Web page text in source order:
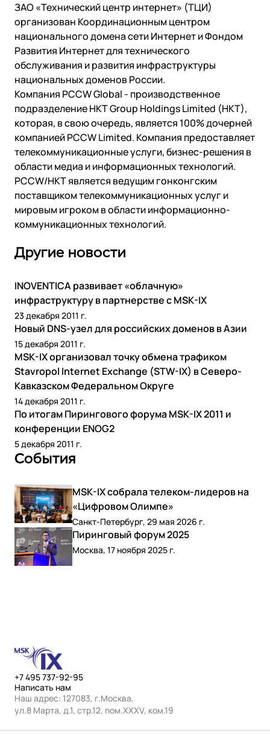
ЗАО «Технический центр интернет» (ТЦИ)
организован Координационным центром
национального домена сети Интернет и Фондом
Развития Интернет для технического
обслуживания и развития инфраструктуры
национальных доменов России.
Компания PCCW Global - производственное
подразделение HKT Group Holdings Limited (HKT),
которая, в свою очередь, является 100% дочерней
компанией PCCW Limited. Компания предоставляет
телекоммуникационные услуги, бизнес-решения в
области медиа и информационных технологий.
PCCW/HKT является ведущим гонконгским
поставщиком телекоммуникационных услуг и
мировым игроком в области информационно-
коммуникационных технологий.
Другие новости
INOVENTICA развивает «облачную»
инфраструктуру в партнерстве с MSK-IX
23 декабря 2011 г.
Новый DNS-узел для российских доменов в Азии
15 декабря 2011 г.
MSK-IX организовал точку обмена трафиком
Stavropol Internet Exchange (STW-IX) в Северо-
Кавказском Федеральном Округе
14 декабря 2011 г.
По итогам Пирингового форума MSK-IX 2011 и
конференции ENOG2
5 декабря 2011 г.
События
MSK-IX собрала телеком-лидеров на
«Цифровом Олимпе»
Санкт-Петербург, 29 мая 2026 г.
Пиринговый форум 2025
Москва, 17 ноября 2025 г.
+7 495 737-92-95
Написать нам
Наш адрес: 127083, г.Москва,
ул.8 Марта, д.1, стр.12, пом.ХХХV, ком.19